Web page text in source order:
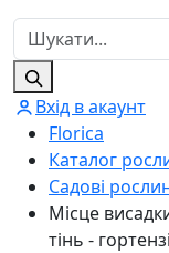
Вхід в акаунт
Florica
Каталог
Садові
Місце
тінь -